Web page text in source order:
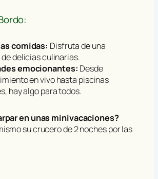
comidas: Disfruta de una
delicias culinarias.
emocionantes: Desde
en vivo hasta piscinas
hay algo para todos.
en unas minivacaciones?
su crucero de 2 noches por las